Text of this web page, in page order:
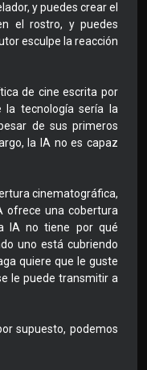
y puedes crear el
el rostro, y puedes
esculpe la reacción
de cine escrita por
la tecnología sería la
de sus primeros
la IA no es capaz
cinematográfica,
ofrece una cobertura
IA no tiene por qué
uno está cubriendo
quiere que le guste
le puede transmitir a
supuesto, podemos